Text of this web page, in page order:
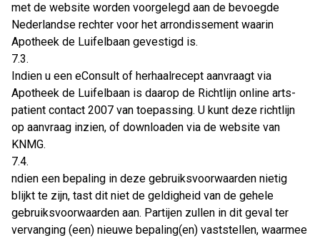
met de website worden voorgelegd aan de bevoegde
Nederlandse rechter voor het arrondissement waarin
Apotheek de Luifelbaan gevestigd is.
7.3.
Indien u een eConsult of herhaalrecept aanvraagt via
Apotheek de Luifelbaan is daarop de Richtlijn online arts-
patient contact 2007 van toepassing. U kunt deze richtlijn
op aanvraag inzien, of downloaden via de website van
KNMG.
7.4.
ndien een bepaling in deze gebruiksvoorwaarden nietig
blijkt te zijn, tast dit niet de geldigheid van de gehele
gebruiksvoorwaarden aan. Partijen zullen in dit geval ter
vervanging (een) nieuwe bepaling(en) vaststellen, waarmee